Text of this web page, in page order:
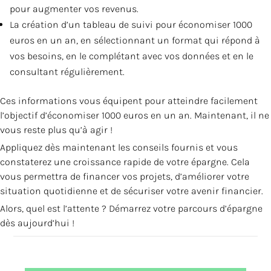
pour augmenter vos revenus.
La création d’un tableau de suivi pour économiser 1000
euros en un an, en sélectionnant un format qui répond à
vos besoins, en le complétant avec vos données et en le
consultant régulièrement.
Ces informations vous équipent pour atteindre facilement
l’objectif d’économiser 1000 euros en un an. Maintenant, il ne
vous reste plus qu’à agir !
Appliquez dès maintenant les conseils fournis et vous
constaterez une croissance rapide de votre épargne. Cela
vous permettra de financer vos projets, d’améliorer votre
situation quotidienne et de sécuriser votre avenir financier.
Alors, quel est l’attente ? Démarrez votre parcours d’épargne
dès aujourd’hui !